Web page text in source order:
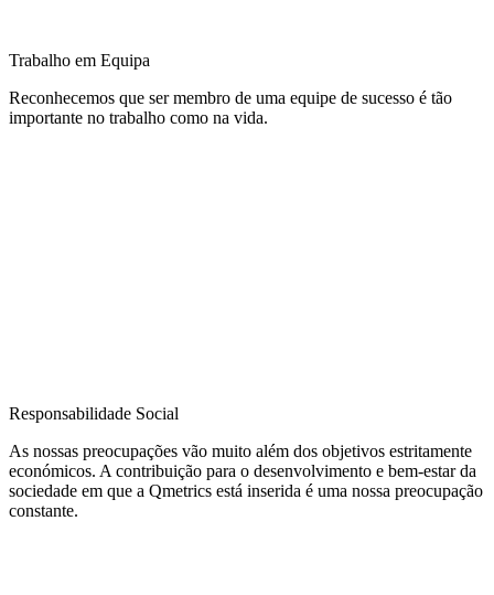
Trabalho em Equipa
Reconhecemos que ser membro de uma equipe de sucesso é tão
importante no trabalho como na vida.
Responsabilidade Social
As nossas preocupações vão muito além dos objetivos estritamente
económicos. A contribuição para o desenvolvimento e bem-estar da
sociedade em que a Qmetrics está inserida é uma nossa preocupação
constante.